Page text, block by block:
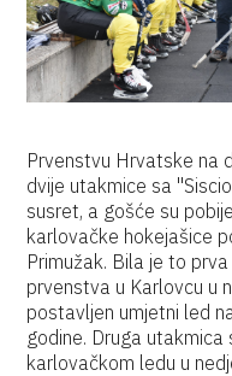
Prvenstvu Hrvatske na
dvije utakmice sa
susret, a gošće su
karlovačke hokejašice
Primužak. Bila je to
prvenstva u Karlovcu u
postavljen umjetni led
godine. Druga
karlovačkom ledu u